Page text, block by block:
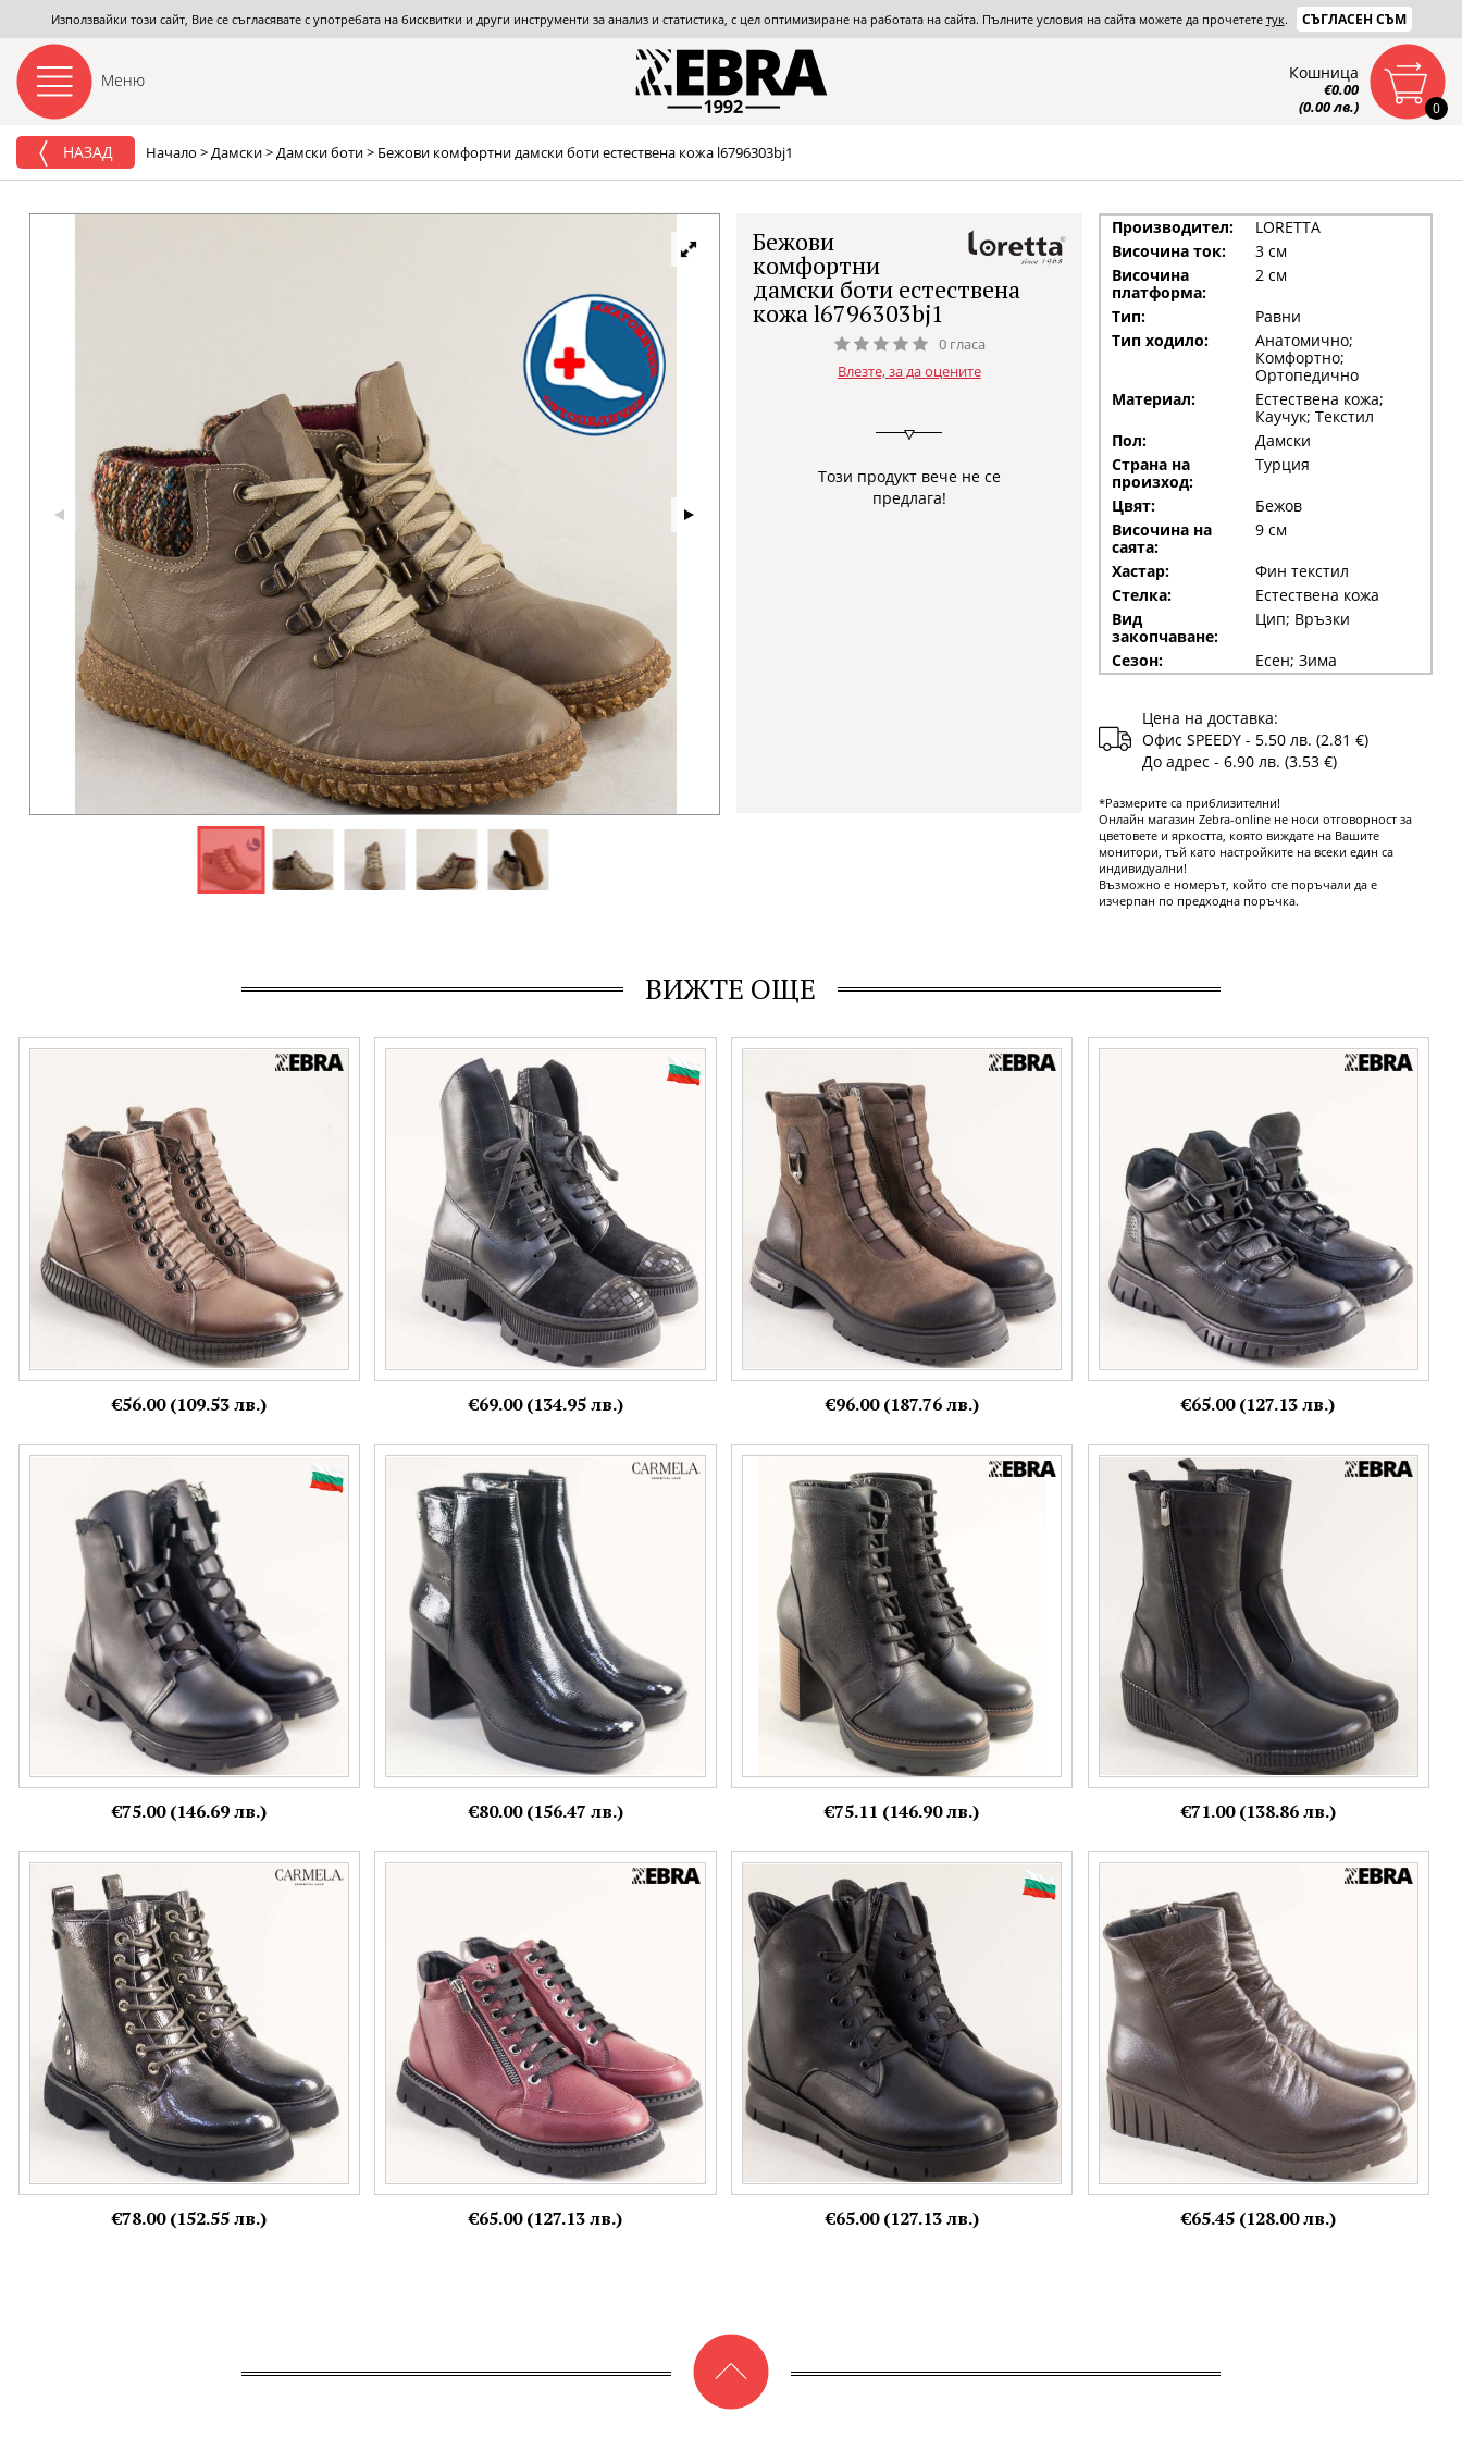
Използвайки този сайт, Вие се съгласявате с употребата на бисквитки и други инструменти за анализ и статистика, с цел оптимизиране на работата на сайта. Пълните условия на сайта можете да прочетете тук. СЪГЛАСЕН СЪМ
Меню
0
Кошница
€0.00
(0.00 лв.)
НАЗАД Начало >Дамски>Дамски боти> Бежови комфортни дамски боти естествена кожа l6796303bj1
Бежови
комфортни
дамски боти естествена
кожа l6796303bj1
0 гласа
Влезте, за да оцените
Този продукт вече не се
предлага!
Производител:
LORETTA
Височина ток:
3 см
Височина
платформа:
2 см
Тип:
Равни
Тип ходило:
Анатомично;
Комфортно;
Ортопедично
Материал:
Естествена кожа;
Каучук; Текстил
Пол:
Дамски
Страна на
произход:
Турция
Цвят:
Бежов
Височина на
саята:
9 см
Хастар:
Фин текстил
Стелка:
Естествена кожа
Вид
закопчаване:
Цип; Връзки
Сезон:
Есен; Зима
Цена на доставка:
Офис SPEEDY - 5.50 лв. (2.81 €)
До адрес - 6.90 лв. (3.53 €)
*Размерите са приблизителни!
Онлайн магазин Zebra-online не носи отговорност за
цветовете и яркостта, която виждате на Вашите
монитори, тъй като настройките на всеки един са
индивидуални!
Възможно е номерът, който сте поръчали да е
изчерпан по предходна поръчка.
ВИЖТЕ ОЩЕ
Кожени дамски боти Zebra в кафяв цвят с
Номерация:
38,39
Още цветове:
€56.00 (109.53 лв.)
Черни дамски боти с атрактивна визия и
модерно ходило 243443chvch
Номерация:
€69.00 (134.95 лв.)
Дамски боти на комфортно ходило с
декоративен елемент и опушен ефект
25758nkk
Номерация:
€96.00 (187.76 лв.)
Комфортни дамски боти на равно ходило в
Още цветове:
€65.00 (127.13 лв.)
Естествена кожа дамски боти на грайферно
ходило в черен цвят 221352ch
Номерация:
38,39,40
Още цветове:
€75.00 (146.69 лв.)
Класически дамски боти CARMELA в черен
лак на платформа и ток car162719lch
Номерация:
39, 40
Още цветове:
€80.00 (156.47 лв.)
Модерни дамски боти на атрактивно ходило
естествена кожа в черено mag7021ch
Номерация:
€75.11 (146.90 лв.)
Черни боти на лека платформа с два ципа
mag870ch
Номерация:
€71.00 (138.86 лв.)
CARMELA кафяви дамски боти с опушен
ефект на грайферно охдило car162549lk
Номерация:
38,
40
Още цветове:
€78.00 (152.55 лв.)
Атрактивни дамски боти в модерен цвят
Номерация:
37,38,39,40
Още цветове:
€65.00 (127.13 лв.)
Дамски боти на спортно ходило с връзки и
цип в черна кожа 316243ch
Номерация:
36,38,39, 41
€65.00 (127.13 лв.)
Тъмно кафяви дамски боти на клин ходило
от естествена кожа ma2001kk
Номерация:
36,39
€65.45 (128.00 лв.)